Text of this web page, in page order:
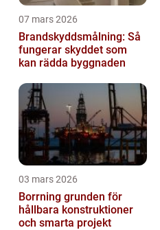
07 mars 2026
Brandskyddsmålning: Så
fungerar skyddet som
kan rädda byggnaden
03 mars 2026
Borrning grunden för
hållbara konstruktioner
och smarta projekt